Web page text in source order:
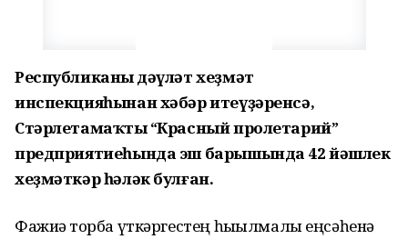
Республиканың дәүләт хеҙмәт
инспекцияһынан хәбәр итеүҙәренсә,
Стәрлетамаҡтың “Красный пролетарий”
предприятиеһында эш барышында 42 йәшлек
хеҙмәткәр һәләк булған.
Фажиғә торба үткәргестең һығылмалы еңсәһенә